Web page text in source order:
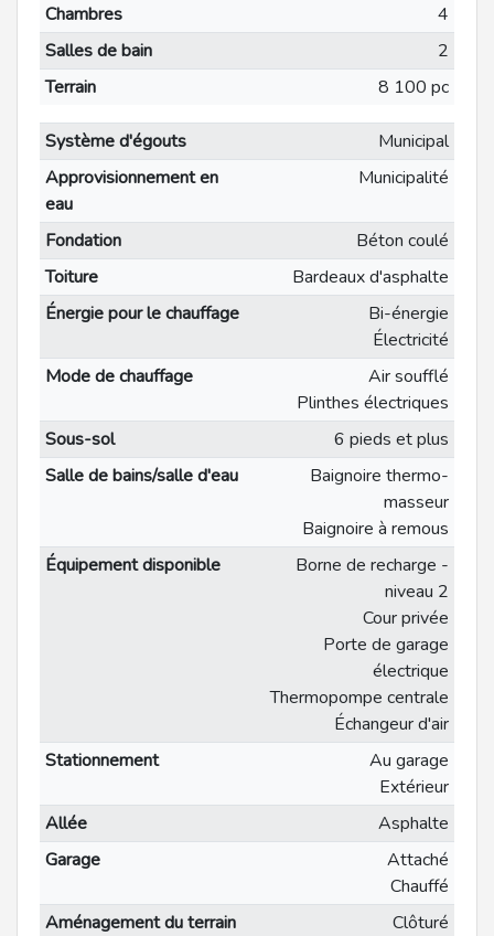
Chambres
4
Salles de bain
2
Terrain
8 100 pc
Système d'égouts
Municipal
Approvisionnement en
eau
Municipalité
Fondation
Béton coulé
Toiture
Bardeaux d'asphalte
Énergie pour le chauffage
Bi-énergie
Électricité
Mode de chauffage
Air soufflé
Plinthes électriques
Sous-sol
6 pieds et plus
Salle de bains/salle d'eau
Baignoire thermo-
masseur
Baignoire à remous
Équipement disponible
Borne de recharge -
niveau 2
Cour privée
Porte de garage
électrique
Thermopompe centrale
Échangeur d'air
Stationnement
Au garage
Extérieur
Allée
Asphalte
Garage
Attaché
Chauffé
Aménagement du terrain
Clôturé